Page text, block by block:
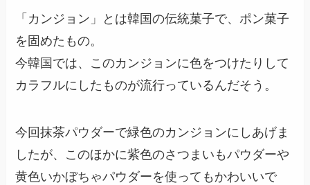
「カンジョン」とは韓国の伝統菓子で、ポン菓子
を固めたもの。
今韓国では、このカンジョンに色をつけたりして
カラフルにしたものが流行っているんだそう。
今回抹茶パウダーで緑色のカンジョンにしあげま
したが、このほかに紫色のさつまいもパウダーや
黄色いかぼちゃパウダーを使ってもかわいいで